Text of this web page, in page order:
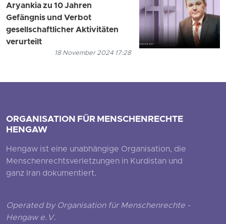
Aryankia zu 10 Jahren
Gefängnis und Verbot
gesellschaftlicher Aktivitäten
verurteilt
18 November 2024 17:28
ORGANISATION FÜR MENSCHENRECHTE
HENGAW
Hengaw ist eine unabhängige Organisation, die
Menschenrechtsverletzungen in Kurdistan und
ganz Iran dokumentiert.
Operated by Organisation für Menschenrechte -
Hengaw e.V.